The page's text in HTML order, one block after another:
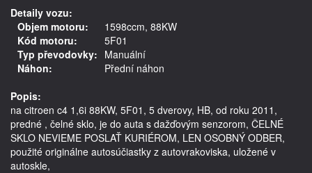
Detaily vozu:
Objem motoru:
1598ccm, 88KW
Kód motoru:
5F01
Typ převodovky: Manuální
Náhon:
Přední náhon
Popis:
na citroen c4 1,6i 88KW, 5F01, 5 dverovy, HB, od roku 2011,
predné , čelné sklo, je do auta s dažďovým senzorom, ČELNÉ
SKLO NEVIEME POSLAŤ KURIÉROM, LEN OSOBNÝ ODBER,
použité originálne autosúčiastky z autovrakoviska, uložené v
autoskle,